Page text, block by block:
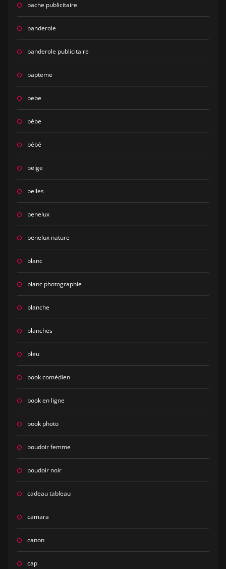
bache publicitaire
banderole
banderole publicitaire
bapteme
bebe
bébe
bébé
belge
belles
benelux
benelux nature
blanc
blanc photographie
blanche
blanches
bleu
book comédien
book en ligne
book photo
boudoir femme
boudoir noir
cadeau tableau
camara
canon
cap